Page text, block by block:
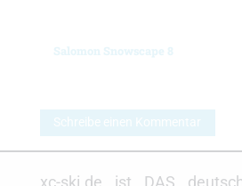
Salomon Snowscape 8
Schreibe einen Kommentar